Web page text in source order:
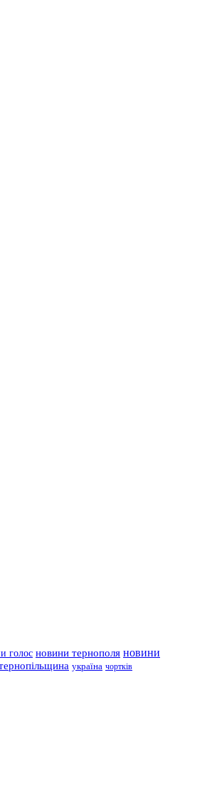
голос новини тернополя новини
україна чортків